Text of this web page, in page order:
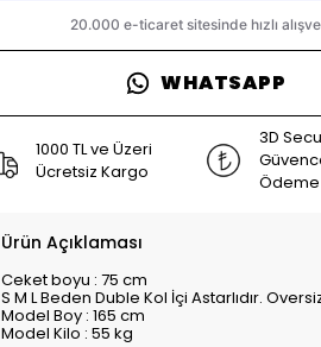
WHATSAPP
1000 TL ve Üzeri
Ücretsiz Kargo
3D
Ödeme
Ürün Açıklaması
Ceket boyu : 75 cm
S M L Beden Duble Kol İçi Astarlıdır.
Model Boy : 165 cm
Model Kilo : 55 kg